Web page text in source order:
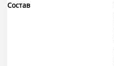
Состав